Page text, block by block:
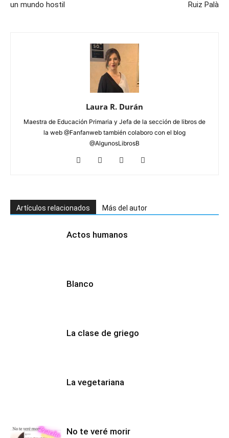
un mundo hostil Ruiz Palà
Laura R. Durán
Maestra de Educación Primaria y Jefa de la sección de libros de
la web @Fanfanweb también colaboro con el blog
@AlgunosLibrosB
Artículos relacionados Más del autor
Actos humanos
Blanco
La clase de griego
La vegetariana
No te veré morir